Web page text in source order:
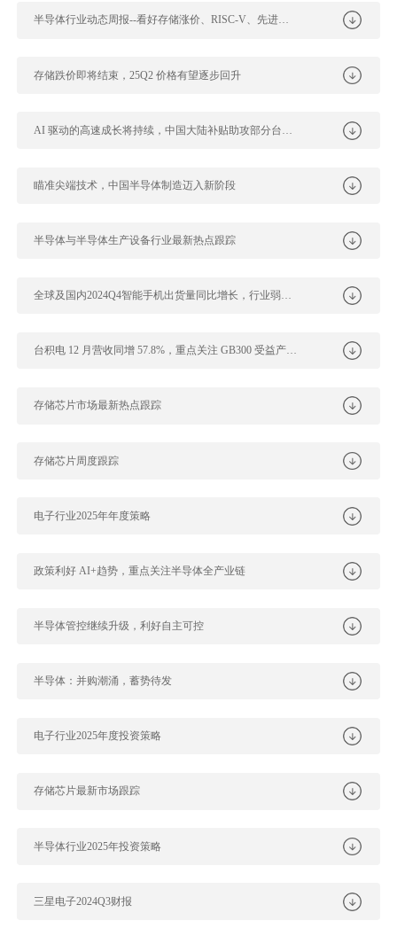
半导体行业动态周报--看好存储涨价、RISC-V、先进制程带动材料国产化...
存储跌价即将结束，25Q2 价格有望逐步回升
瞄准尖端技术，中国半导体制造迈入新阶段
半导体与半导体生产设备行业最新热点跟踪
全球及国内2024Q4智能手机出货量同比增长，行业弱复苏格局持续
台积电 12 月营收同增 57.8%，重点关注 GB300 受益产业链
存储芯片市场最新热点跟踪
存储芯片周度跟踪
电子行业2025年年度策略
政策利好 AI+趋势，重点关注半导体全产业链
半导体管控继续升级，利好自主可控
半导体：并购潮涌，蓄势待发
电子行业2025年度投资策略
存储芯片最新市场跟踪
半导体行业2025年投资策略
三星电子2024Q3财报